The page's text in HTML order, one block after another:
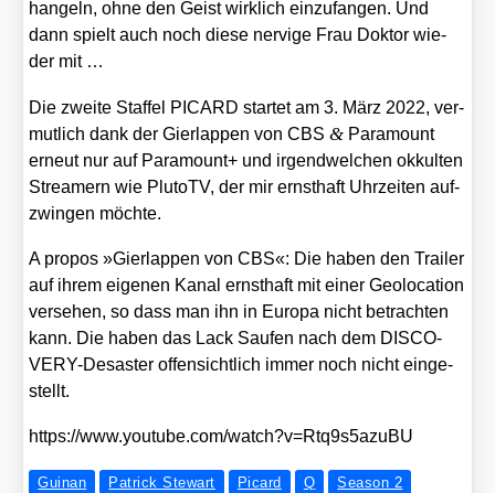
han­geln, ohne den Geist wirk­lich ein­zu­fan­gen. Und
dann spielt auch noch die­se ner­vi­ge Frau Dok­tor wie­
der mit …
Die zwei­te Staf­fel PICARD star­tet am 3. März 2022, ver­
mut­lich dank der Gier­lap­pen von CBS& Para­mount
erneut nur auf Para­mount+ und irgend­wel­chen okkul­ten
Strea­mern wie Plu­toTV, der mir ernst­haft Uhr­zei­ten auf­
zwin­gen möch­te.
A pro­pos »Gier­lap­pen von CBS«: Die haben den Trai­ler
auf ihrem eige­nen Kanal ernst­haft mit einer Geo­lo­ca­ti­on
ver­se­hen, so dass man ihn in Euro­pa nicht betrach­ten
kann. Die haben das Lack Sau­fen nach dem DIS­CO­
VERY-Desas­ter offen­sicht­lich immer noch nicht ein­ge­
stellt.
https://​www​.you​tube​.com/​w​a​t​c​h​?​v​=​R​t​q​9​s​5​a​z​uBU
Guinan Patrick Stewart Picard Q
Season 2